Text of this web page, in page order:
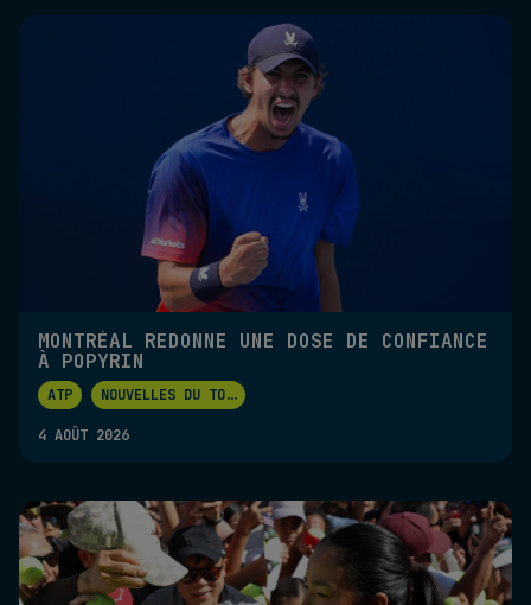
MONTRÉAL REDONNE UNE DOSE DE CONFIANCE
À POPYRIN
ATP NOUVELLES DU TO...
4 AOÛT 2026